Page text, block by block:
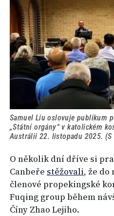
Samuel Liu oslovuje publikum
„Státní orgány“ v katolickém
Austrálii 22. listopadu 2025. (S
O několik dní dříve si
Canbeře stěžovali, že
členové propekingské
Fuqing group během
Číny Zhao Lejiho.